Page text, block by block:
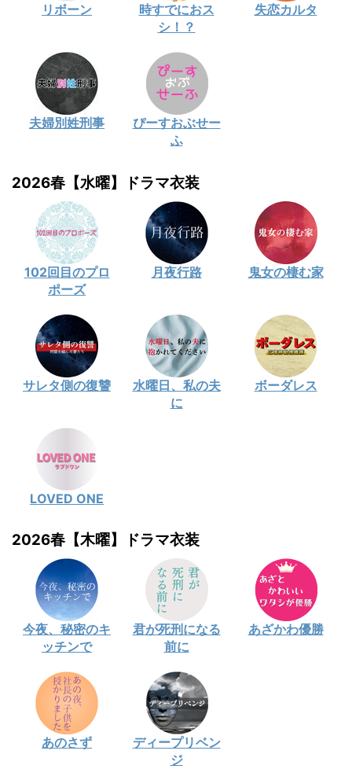
リボーン
時すでにおス
シ！？
失恋カルタ
夫婦別姓刑事
ぴーすおぶせー
ふ
2026春【水曜】ドラマ衣装
102回目のプロ
ポーズ
月夜行路 鬼女の棲む家
サレタ側の復讐
水曜日、私の夫
に
ボーダレス
LOVED ONE
2026春【木曜】ドラマ衣装
今夜、秘密のキ
ッチンで
君が死刑になる
前に
あざかわ優勝
あのさず
ディープリベン
ジ